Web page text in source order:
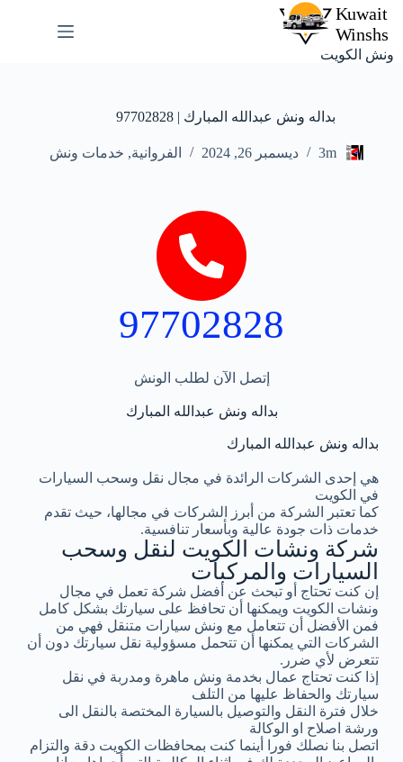
ونش الكويت
بداله ونش عبدالله المبارك | 97702828
3m ديسمبر 26, 2024 الفروانية, خدمات ونش
97702828
إتصل الآن لطلب الونش
بداله ونش عبدالله المبارك
بداله ونش عبدالله المبارك
هي إحدى الشركات الرائدة في مجال نقل وسحب السيارات
في الكويت
كما تعتبر الشركة من أبرز الشركات في مجالها، حيث تقدم
خدمات ذات جودة عالية وبأسعار تنافسية.
شركة ونشات الكويت لنقل وسحب
السيارات والمركبات
إن كنت تحتاج أو تبحث عن أفضل شركة تعمل في مجال
ونشات الكويت ويمكنها أن تحافظ على سيارتك بشكل كامل
فمن الأفضل أن تتعامل مع ونش سيارات متنقل فهي من
الشركات التي يمكنها أن تتحمل مسؤولية نقل سيارتك دون أن
تتعرض لأي ضرر.
إذا كنت تحتاج عمال بخدمة ونش ماهرة ومدربة في نقل
سيارتك والحفاظ عليها من التلف
خلال فترة النقل والتوصيل بالسيارة المختصة بالنقل الى
ورشة اصلاح او الوكالة
اتصل بنا نصلك فورا أينما كنت بمحافظات الكويت دقة والتزام